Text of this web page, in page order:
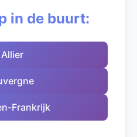
in de buurt:
Allier
Frankrijk